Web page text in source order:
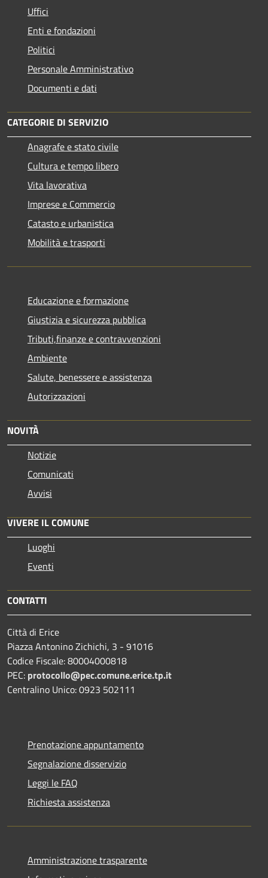
Uffici
Enti e fondazioni
Politici
Personale Amministrativo
Documenti e dati
CATEGORIE DI SERVIZIO
Anagrafe e stato civile
Cultura e tempo libero
Vita lavorativa
Imprese e Commercio
Catasto e urbanistica
Mobilità e trasporti
Educazione e formazione
Giustizia e sicurezza pubblica
Tributi,finanze e contravvenzioni
Ambiente
Salute, benessere e assistenza
Autorizzazioni
NOVITÀ
Notizie
Comunicati
Avvisi
VIVERE IL COMUNE
Luoghi
Eventi
CONTATTI
Città di Erice
Piazza Antonino Zichichi, 3 - 91016
Codice Fiscale: 80004000818
PEC: protocollo@pec.comune.erice.tp.it
Centralino Unico: 0923 502111
Prenotazione appuntamento
Segnalazione disservizio
Leggi le FAQ
Richiesta assistenza
Amministrazione trasparente